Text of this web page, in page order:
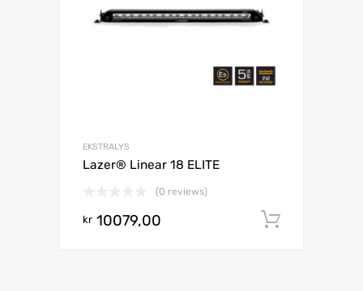
EKSTRALYS
Lazer® Linear 18 ELITE
(0 reviews)
kr 10079,00